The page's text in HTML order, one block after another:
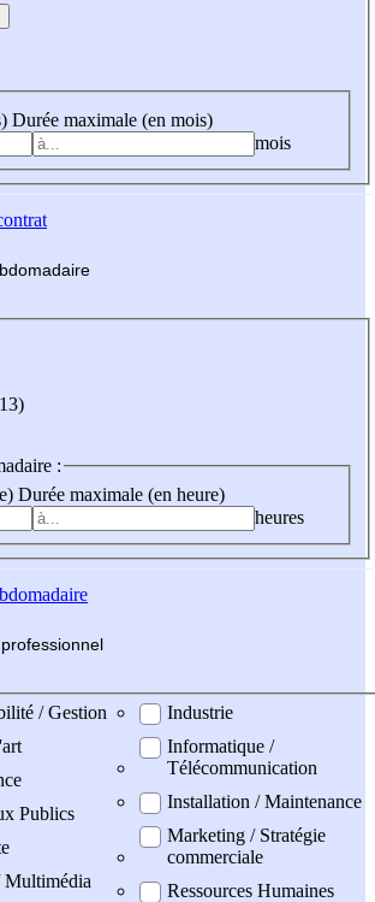
Durée maximale (en mois)
mois
madaire
:
Durée maximale (en heure)
heures
fessionnel
/ Gestion
Publics
Multimédia
Industrie
Informatique /
Télécommunication
Installation / Maintenance
Marketing / Stratégie
commerciale
Ressources Humaines